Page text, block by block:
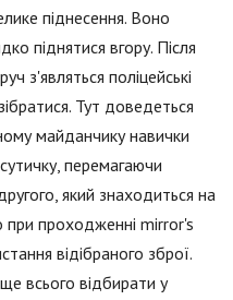
піднесення. Воно
піднятися вгору. Після
з'являться поліцейські
Тут доведеться
майданчику навички
перемагаючи
який знаходиться на
при проходженні mirror's
відібраного зброї.
всього відбирати у